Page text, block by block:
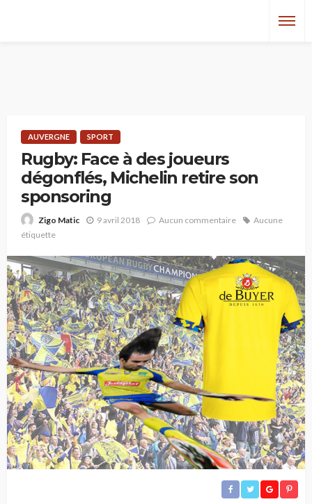
AUVERGNE SPORT
Rugby: Face à des joueurs
dégonflés, Michelin retire son
sponsoring
Zigo Matic 9 avril 2018 Aucun commentaire
Aucune
étiquette